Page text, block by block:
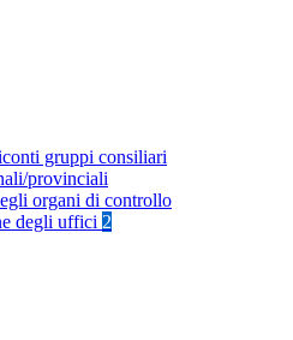
gruppi consiliari
provinciali
organi di controllo
degli uffici 2